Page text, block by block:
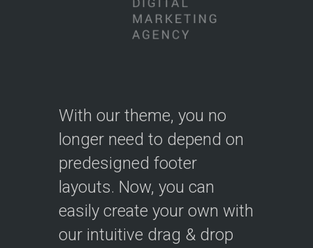
With our theme, you no
longer need to depend on
predesigned footer
layouts. Now, you can
easily create your own with
our intuitive drag & drop